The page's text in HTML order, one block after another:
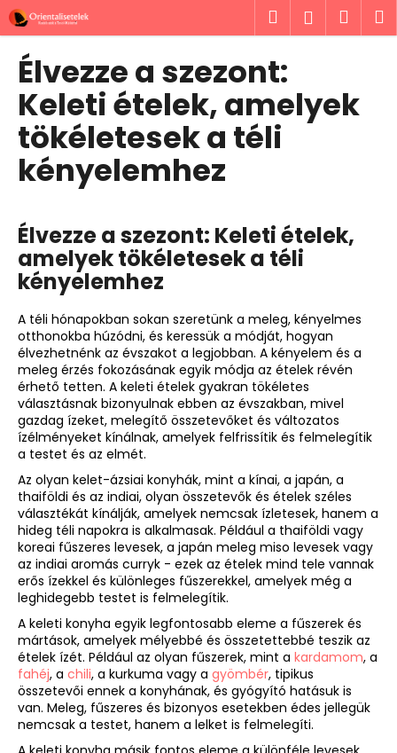
Ugrás
fő
tartalomhoz
Keresés
Élvezze a szezont:
Keleti ételek, amelyek
tökéletesek a téli
kényelemhez
Élvezze a szezont: Keleti ételek,
amelyek tökéletesek a téli
kényelemhez
A téli hónapokban sokan szeretünk a meleg, kényelmes
otthonokba húzódni, és keressük a módját, hogyan
élvezhetnénk az évszakot a legjobban. A kényelem és a
meleg érzés fokozásának egyik módja az ételek révén
érhető tetten. A keleti ételek gyakran tökéletes
választásnak bizonyulnak ebben az évszakban, mivel
gazdag ízeket, melegítő összetevőket és változatos
ízélményeket kínálnak, amelyek felfrissítik és felmelegítik
a testet és az elmét.
Az olyan kelet-ázsiai konyhák, mint a kínai, a japán, a
thaiföldi és az indiai, olyan összetevők és ételek széles
választékát kínálják, amelyek nemcsak ízletesek, hanem a
hideg téli napokra is alkalmasak. Például a thaiföldi vagy
koreai fűszeres levesek, a japán meleg miso levesek vagy
az indiai aromás curryk - ezek az ételek mind tele vannak
erős ízekkel és különleges fűszerekkel, amelyek még a
leghidegebb testet is felmelegítik.
A keleti konyha egyik legfontosabb eleme a fűszerek és
mártások, amelyek mélyebbé és összetettebbé teszik az
ételek ízét. Például az olyan fűszerek, mint a kardamom, a
fahéj, a chili, a kurkuma vagy a gyömbér, tipikus
összetevői ennek a konyhának, és gyógyító hatásuk is
van. Meleg, fűszeres és bizonyos esetekben édes jellegük
nemcsak a testet, hanem a lelket is felmelegíti.
K
o
M
i
t
k
e
e
s
?
KERESÉS